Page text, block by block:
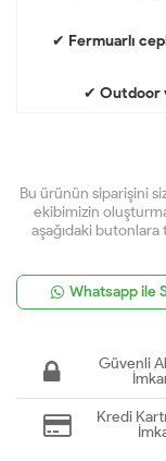
✔ Fermuarlı
✔ Outdoor
Bu ürünün siparişini
ekibimizin
aşağıdaki
Whatsapp ile
Güvenli
Kredi